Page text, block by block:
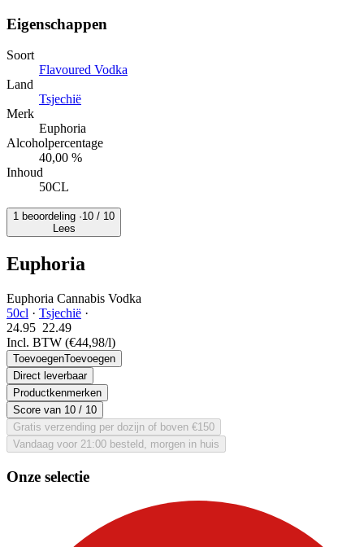
Eigenschappen
Soort
Flavoured Vodka
Land
Tsjechië
Merk
Euphoria
Alcoholpercentage
40,00 %
Inhoud
50CL
1 beoordeling ·10 / 10
Lees
Euphoria
Euphoria Cannabis Vodka
50cl · Tsjechië ·
24.95 22.49
Incl. BTW (€44,98/l)
ToevoegenToevoegen
Direct leverbaar
Productkenmerken
Score van 10 / 10
Gratis verzending per dozijn of boven €150
Vandaag voor 21:00 besteld, morgen in huis
Onze selectie